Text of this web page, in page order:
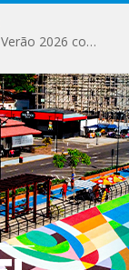
São Miguel do Guamá encerra os Jogos de Verão 2026 com sucesso de público e competições.